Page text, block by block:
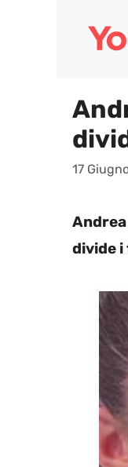
17
divide i